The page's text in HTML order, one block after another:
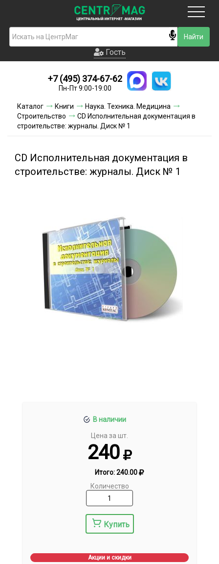
Гость
Новинки
Условия доставки
Условия оплаты
Гость
+7 (495) 374-67-62
Пн-Пт 9:00-19:00
Каталог Книги
Наука. Техника. Медицина
Строительство
CD Исполнительная документация в
строительстве: журналы. Диск № 1
CD Исполнительная документация в
строительстве: журналы. Диск № 1
В наличии
Цена за шт.
240
Итого:240.00
Количество
Купить
Акции и скидки